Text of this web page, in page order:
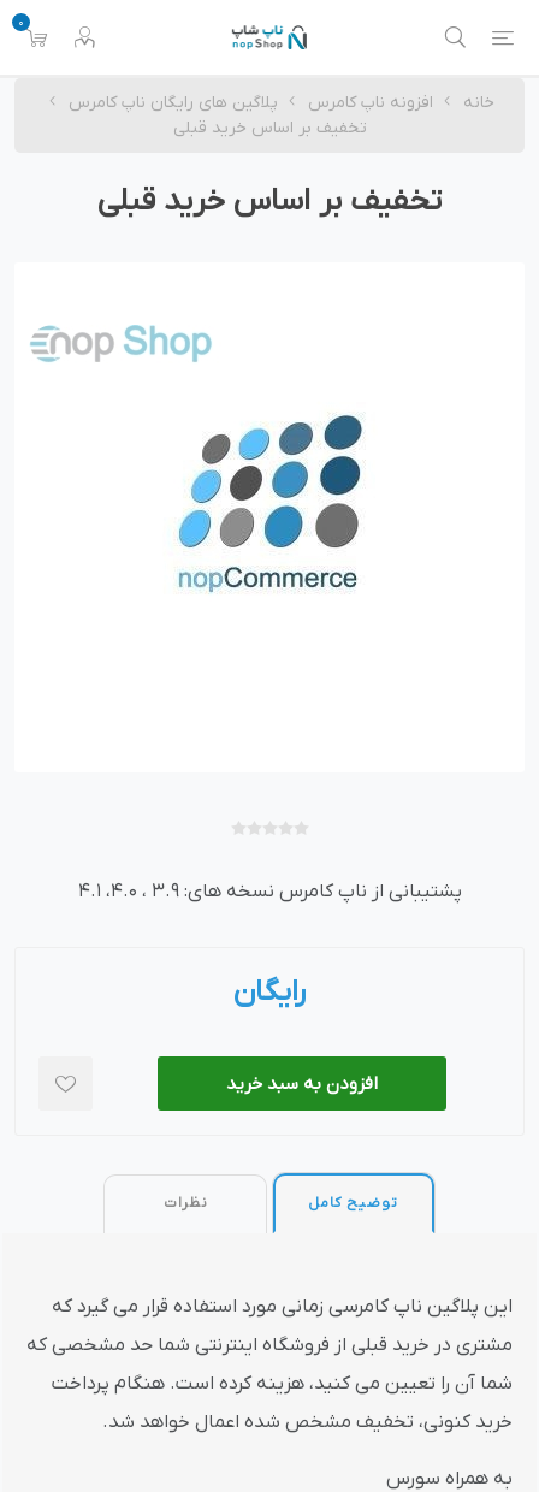
0
خانه افزونه ناپ کامرس
پلاگین های رایگان ناپ کامرس
تخفیف بر اساس خرید قبلی
تخفیف بر اساس خرید قبلی
پشتیبانی از ناپ کامرس نسخه های: 3.9 ، 4.0، 4.1
رایگان
افزودن به سبد خرید
توضیح کامل نظرات
این پلاگین ناپ کامرسی زمانی مورد استفاده قرار می گیرد که
مشتری در خرید قبلی از فروشگاه اینترنتی شما حد مشخصی که
شما آن را تعیین می کنید، هزینه کرده است. هنگام پرداخت
خرید کنونی، تخفیف مشخص شده اعمال خواهد شد.
به همراه سورس